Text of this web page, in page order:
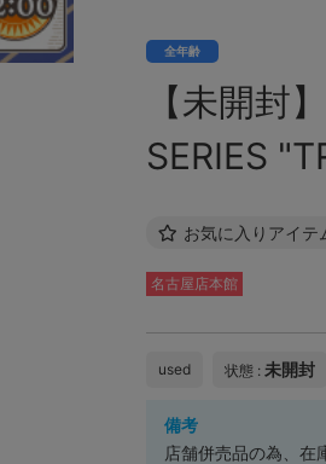
全年齢
【未開封
SERIES
お気に入りアイテ
名古屋店本館
used 状態 : 未開封
備考
店舗併売品の為、在